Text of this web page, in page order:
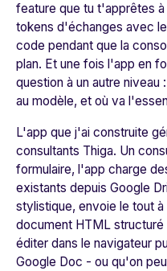
feature que tu t'apprêtes
tokens d'échanges avec
code pendant que la
plan. Et une fois l'app en
question à un autre niveau
au modèle, et où va
L'app que j'ai construite
consultants Thiga. Un
formulaire, l'app charge
existants depuis Google
stylistique, envoie le tout
document HTML
éditer dans le navigateur
Google Doc - ou qu'on